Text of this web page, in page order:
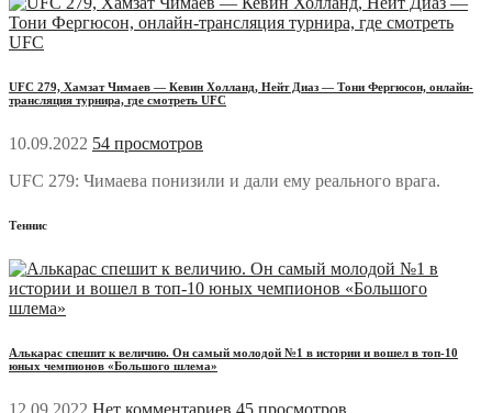
UFC 279, Хамзат Чимаев — Кевин Холланд, Нейт Диаз — Тони Фергюсон, онлайн-
трансляция турнира, где смотреть UFC
10.09.2022 54 просмотров
UFC 279: Чимаева понизили и дали ему реального врага.
Теннис
Алькарас спешит к величию. Он самый молодой №1 в истории и вошел в топ-10
юных чемпионов «Большого шлема»